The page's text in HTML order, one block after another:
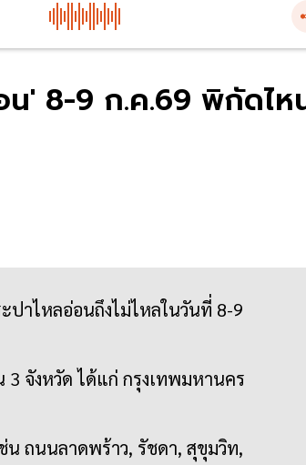
น' 8-9 ก.ค.69 พิกัดไห
ปาไหลอ่อนถึงไม่ไหลในวันที่ 8-9
จังหวัด ได้แก่ กรุงเทพมหานคร
ถนนลาดพร้าว, รัชดา, สุขุมวิท,